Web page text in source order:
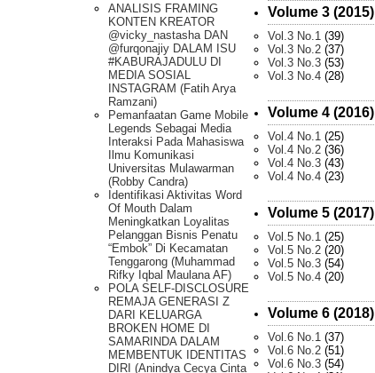
ANALISIS FRAMING
KONTEN KREATOR
@vicky_nastasha DAN
@furqonajiy DALAM ISU
#KABURAJADULU DI
MEDIA SOSIAL
INSTAGRAM (Fatih Arya
Ramzani)
Pemanfaatan Game Mobile
Legends Sebagai Media
Interaksi Pada Mahasiswa
Ilmu Komunikasi
Universitas Mulawarman
(Robby Candra)
Identifikasi Aktivitas Word
Of Mouth Dalam
Meningkatkan Loyalitas
Pelanggan Bisnis Penatu
“Embok” Di Kecamatan
Tenggarong (Muhammad
Rifky Iqbal Maulana AF)
POLA SELF-DISCLOSURE
REMAJA GENERASI Z
DARI KELUARGA
BROKEN HOME DI
SAMARINDA DALAM
MEMBENTUK IDENTITAS
DIRI (Anindya Cecya Cinta
Volume 3 (2015)
Vol.3 No.1 (39)
Vol.3 No.2 (37)
Vol.3 No.3 (53)
Vol.3 No.4 (28)
Volume 4 (2016)
Vol.4 No.1 (25)
Vol.4 No.2 (36)
Vol.4 No.3 (43)
Vol.4 No.4 (23)
Volume 5 (2017)
Vol.5 No.1 (25)
Vol.5 No.2 (20)
Vol.5 No.3 (54)
Vol.5 No.4 (20)
Volume 6 (2018)
Vol.6 No.1 (37)
Vol.6 No.2 (51)
Vol.6 No.3 (54)